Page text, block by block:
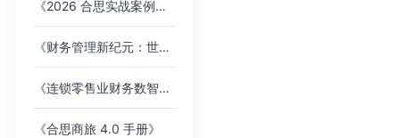
《2026 合思实战案例集》，覆盖全行业标杆客户
《财务管理新纪元：世界一流企业的智能费控卓越之道》
《连锁零售业财务数智化趋势洞察》白皮书
《合思商旅 4.0 手册》